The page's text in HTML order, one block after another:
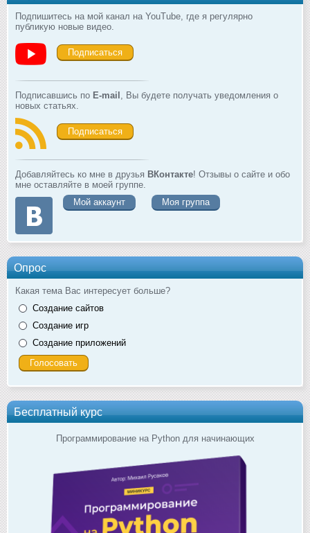
Подпишитесь на мой канал на YouTube, где я регулярно
публикую новые видео.
Подписаться
Подписавшись по E-mail
, Вы будете получать уведомления о
новых статьях.
Подписаться
Добавляйтесь ко мне в друзья ВКонтакте! Отзывы о сайте и обо
мне оставляйте в моей группе.
Мой аккаунт
Моя группа
Опрос
Какая тема Вас интересует больше?
Создание сайтов
Создание игр
Создание приложений
Бесплатный курс
Программирование на Python для начинающих